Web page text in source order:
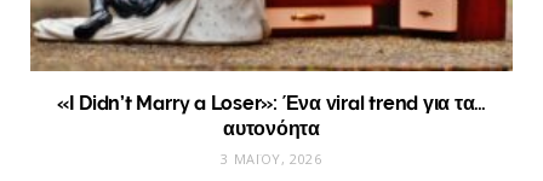
«I Didn’t Marry a Loser»: Ένα viral trend για τα…
αυτονόητα
3 ΜΑΪ́ΟΥ, 2026